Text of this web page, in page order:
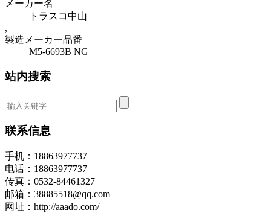
メーカー名
トラスコ中山
,
製造メーカー品番
M5-6693B NG
站内搜索
联系信息
手机：18863977737
电话：18863977737
传真：0532-84461327
邮箱：38885518@qq.com
网址：http://aaado.com/